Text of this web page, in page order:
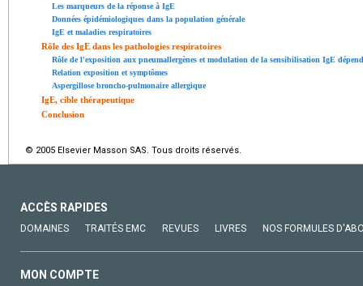
Les marqueurs de la réponse à IgE
Données épidémiologiques dans la population générale
IgE et maladies respiratoires
Rôle des IgE dans les pathologies respiratoires
Rôle de l'exposition aux pneumallergènes et modulation de la sensibilisation IgE
Relation exposition et symptômes
Aspergillose broncho-pulmonaire allergique
IgE, cible thérapeutique
Conclusion
© 2005 Elsevier Masson SAS. Tous droits réservés.
ACCÈS RAPIDES
DOMAINES TRAITÉS EMC REVUES LIVRES NOS FORMULES
MON COMPTE